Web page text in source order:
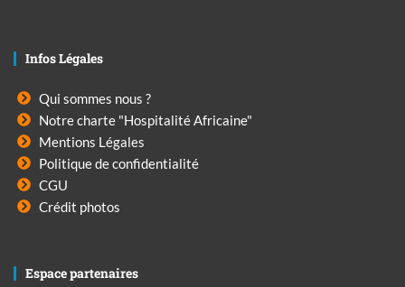
Infos Légales
Qui sommes nous ?
Notre charte "Hospitalité Africaine"
Mentions Légales
Politique de confidentialité
CGU
Crédit photos
Espace partenaires